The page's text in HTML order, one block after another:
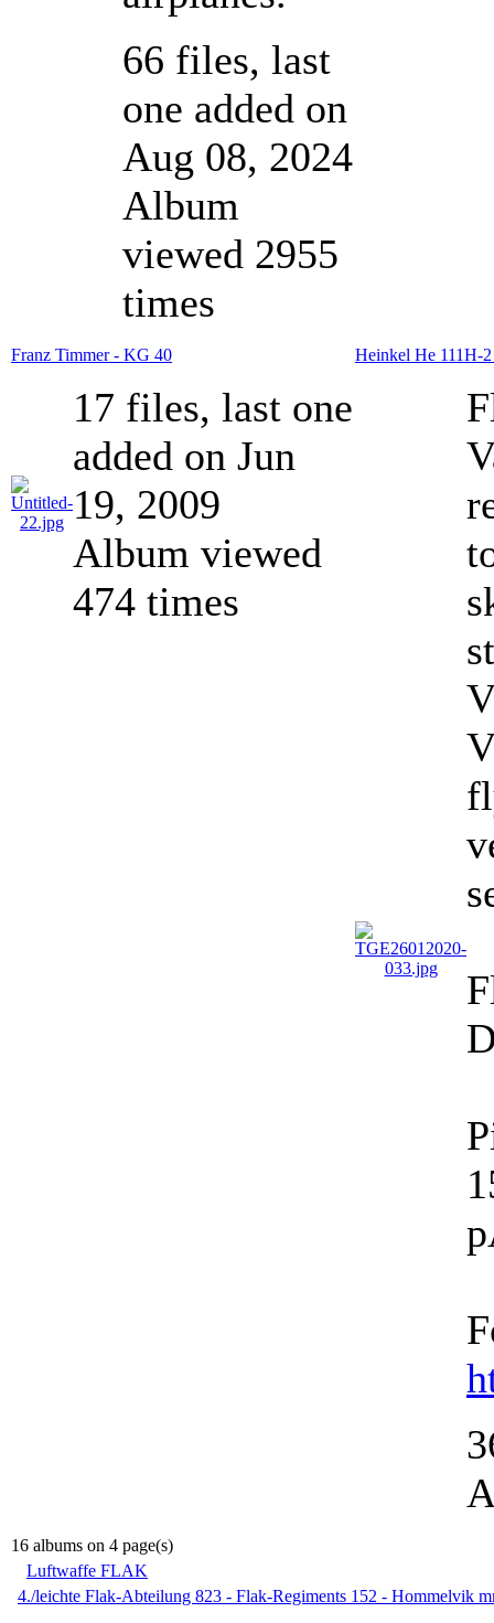
66 files, last
one added on
Aug 08, 2024
Album
viewed 2955
times
Franz Timmer - KG 40
17 files, last one
added on Jun
19, 2009
Album viewed
474 times
Heinkel He 111H-
16 albums on 4 page(s)
Luftwaffe FLAK
4./leichte Flak-Abteilung 823 - Flak-Regiments 152 - Hommelvik